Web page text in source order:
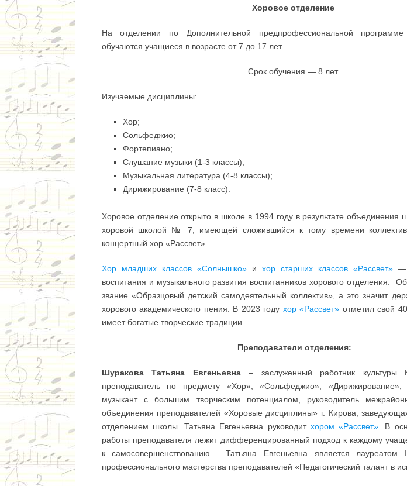
Хоровое отделение
На отделении по Дополнительной предпрофессиональной
обучаются учащиеся в возрасте от 7 до 17 лет.
Срок обучения — 8 лет.
Изучаемые дисциплины:
Хор;
Сольфеджио;
Фортепиано;
Слушание музыки (1-3 классы);
Музыкальная литература (4-8 классы);
Дирижирование (7-8 класс).
Хоровое отделение открыто в школе в 1994 году в результате объединения
хоровой школой № 7, имеющей сложившийся к тому времени коллектив
концертный хор «Рассвет».
Хор младших классов «Солнышко»и хор старших классов «Рассвет»—
воспитания и музыкального развития воспитанников хорового отделения.
звание «Образцовый детский самодеятельный коллектив», а это значит
хорового академического пения. В 2023 году хор «Рассвет» отметил свой
имеет богатые творческие традиции.
Преподаватели отделения:
Шуракова Татьяна Евгеньевна– заслуженный работник культуры
преподаватель по предмету «Хор», «Сольфеджио», «Дирижирование»,
музыкант с большим творческим потенциалом, руководитель
объединения преподавателей «Хоровые дисциплины» г. Кирова,
отделением школы. Татьяна Евгеньевна руководит хором «Рассвет». В
работы преподавателя лежит дифференцированный подход к каждому
к самосовершенствованию. Татьяна Евгеньевна является лауреатом
профессионального мастерства преподавателей «Педагогический талант в